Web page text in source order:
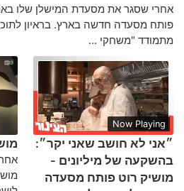
אחרי שסגר את מסעדת המישלן שלו
פותח מסעדה חדשה בארץ. בראיון
מתמודד "משחקי ...
Now Playing
״אני לא חושב שאני יקר״:
בהשקעה של מיליונים -
מושיק רוט פותח מסעדה